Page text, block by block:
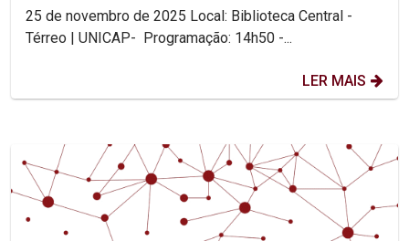
25 de novembro de 2025 Local: Biblioteca Central -
Térreo | UNICAP- Programação: 14h50 -...
LER MAIS